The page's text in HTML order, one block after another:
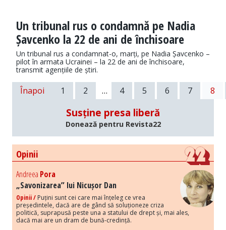
Un tribunal rus o condamnă pe Nadia
Șavcenko la 22 de ani de închisoare
Un tribunal rus a condamnat-o, marți, pe Nadia Șavcenko –
pilot în armata Ucrainei – la 22 de ani de închisoare,
transmit agențiile de știri.
Înapoi 1 2 … 4 5 6 7 8
Susține presa liberă
Donează pentru Revista22
Opinii
Andreea Pora
„Savonizarea” lui Nicușor Dan
Opinii / Puțini sunt cei care mai înțeleg ce vrea
președintele, dacă are de gând să soluționeze criza
politică, suprapusă peste una a statului de drept și, mai ales,
dacă mai are un dram de bună-credință.